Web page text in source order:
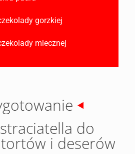
gorzkiej
mlecznej
do
i deserów